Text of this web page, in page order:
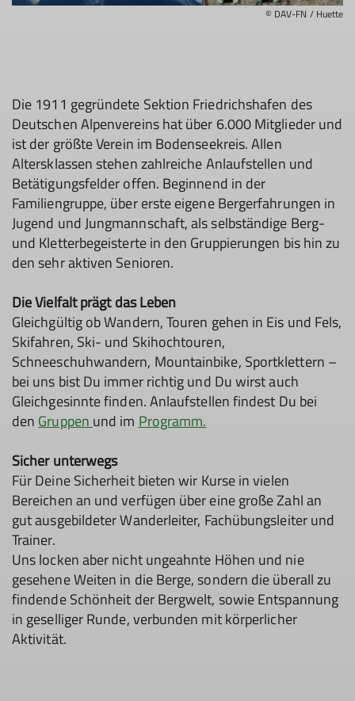
© DAV-FN / Huette
Die 1911 gegründete Sektion Friedrichshafen des
Deutschen Alpenvereins hat über 6.000 Mitglieder und
ist der größte Verein im Bodenseekreis. Allen
Altersklassen stehen zahlreiche Anlaufstellen und
Betätigungsfelder offen. Beginnend in der
Familiengruppe, über erste eigene Bergerfahrungen in
Jugend und Jungmannschaft, als selbständige Berg-
und Kletterbegeisterte in den Gruppierungen bis hin zu
den sehr aktiven Senioren.
Die Vielfalt prägt das Leben
Gleichgültig ob Wandern, Touren gehen in Eis und Fels,
Skifahren, Ski- und Skihochtouren,
Schneeschuhwandern, Mountainbike, Sportklettern –
bei uns bist Du immer richtig und Du wirst auch
Gleichgesinnte finden. Anlaufstellen findest Du bei
den Gruppen und im Programm.
Sicher unterwegs
Für Deine Sicherheit bieten wir Kurse in vielen
Bereichen an und verfügen über eine große Zahl an
gut ausgebildeter Wanderleiter, Fachübungsleiter und
Trainer.
Uns locken aber nicht ungeahnte Höhen und nie
gesehene Weiten in die Berge, sondern die überall zu
findende Schönheit der Bergwelt, sowie Entspannung
in geselliger Runde, verbunden mit körperlicher
Aktivität.